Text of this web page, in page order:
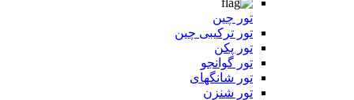
تور چین
تور ترکیبی چین
تور پکن
تور گوانجو
تور شانگهای
تور شنزن